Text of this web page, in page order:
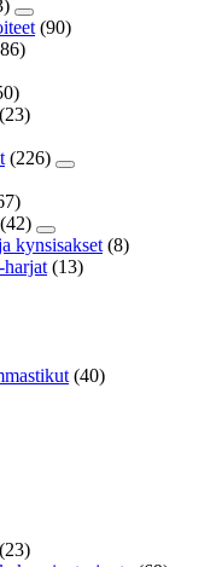
(90)
(23)
(226)
(42)
kynsisakset (8)
(13)
(40)
(23)